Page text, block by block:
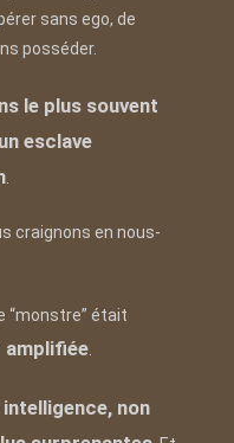
sans ego, de
posséder.
le plus souvent
esclave
craignons en nous-
“monstre” était
non